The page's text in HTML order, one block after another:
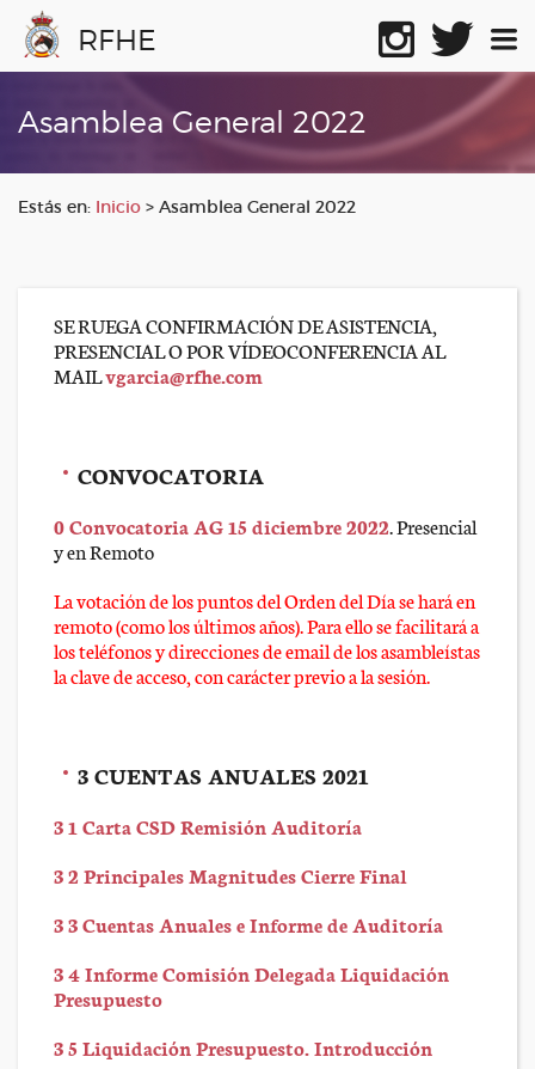
RFHE
Asamblea General 2022
Estás en: Inicio > Asamblea General 2022
SE RUEGA CONFIRMACIÓN DE ASISTENCIA,
PRESENCIAL O POR VÍDEOCONFERENCIA AL
MAILvgarcia@rfhe.com
CONVOCATORIA
0 Convocatoria AG 15 diciembre 2022. Presencial
y en Remoto
La votación de los puntos del Orden del Día se hará en
remoto (como los últimos años). Para ello se facilitará a
los teléfonos y direcciones de email de los asambleístas
la clave de acceso, con carácter previo a la sesión.
3 CUENTAS ANUALES 2021
3 1 Carta CSD Remisión Auditoría
3 2 Principales Magnitudes Cierre Final
3 3 Cuentas Anuales e Informe de Auditoría
3 4 Informe Comisión Delegada Liquidación
Presupuesto
3 5 Liquidación Presupuesto. Introducción